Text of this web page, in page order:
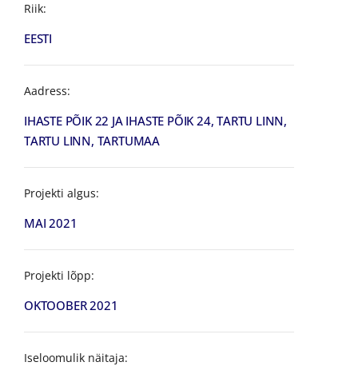
Riik:
EESTI
Aadress:
IHASTE PÕIK 22 JA IHASTE PÕIK 24, TARTU LINN,
TARTU LINN, TARTUMAA
Projekti algus:
MAI 2021
Projekti lõpp:
OKTOOBER 2021
Iseloomulik näitaja: